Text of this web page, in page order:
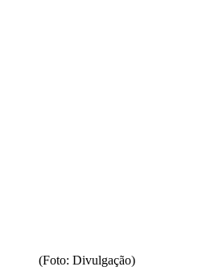
(Foto: Divulgação)